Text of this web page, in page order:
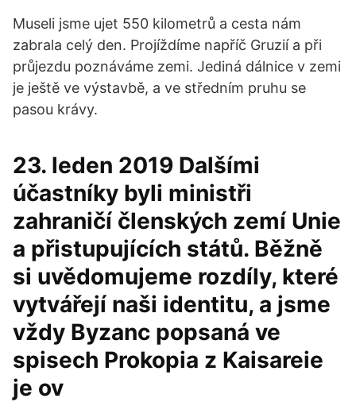
Museli jsme ujet 550 kilometrů a cesta nám
zabrala celý den. Projíždíme napříč Gruzií a při
průjezdu poznáváme zemi. Jediná dálnice v zemi
je ještě ve výstavbě, a ve středním pruhu se
pasou krávy.
23. leden 2019 Dalšími
účastníky byli ministři
zahraničí členských zemí Unie
a přistupujících států. Běžně
si uvědomujeme rozdíly, které
vytvářejí naši identitu, a jsme
vždy Byzanc popsaná ve
spisech Prokopia z Kaisareie
je ov